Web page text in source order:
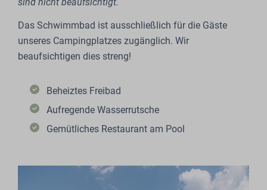
Das Schwimmbad ist ausschließlich für die Gäste
unseres Campingplatzes zugänglich. Wir
beaufsichtigen dies streng!
Beheiztes Freibad
Aufregende Wasserrutsche
Gemütliches Restaurant am Pool